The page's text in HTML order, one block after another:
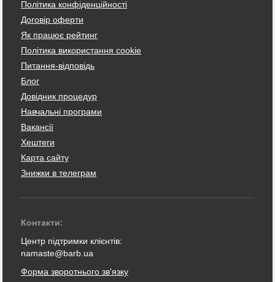
Політика конфіденційності
Договір оферти
Як працює рейтинг
Політика використання cookie
Питання-відповідь
Блог
Довідник процедур
Навчальні програми
Вакансії
Хештеги
Карта сайту
Знижки в телеграм
Контакти:
Центр підтримки клієнтів:
namaste@barb.ua
Форма зворотнього зв'язку